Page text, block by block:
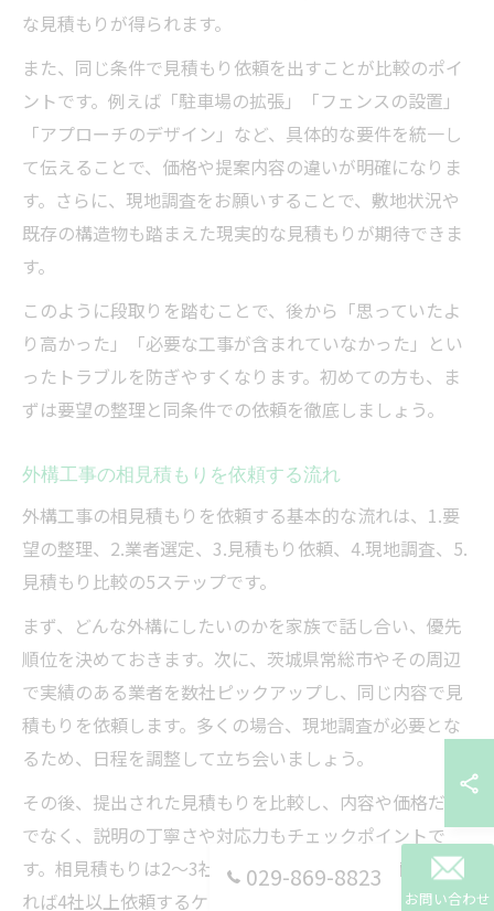
な見積もりが得られます。
また、同じ条件で見積もり依頼を出すことが比較のポイ
ントです。例えば「駐車場の拡張」「フェンスの設置」
「アプローチのデザイン」など、具体的な要件を統一し
て伝えることで、価格や提案内容の違いが明確になりま
す。さらに、現地調査をお願いすることで、敷地状況や
既存の構造物も踏まえた現実的な見積もりが期待できま
す。
このように段取りを踏むことで、後から「思っていたよ
り高かった」「必要な工事が含まれていなかった」とい
ったトラブルを防ぎやすくなります。初めての方も、ま
ずは要望の整理と同条件での依頼を徹底しましょう。
外構工事の相見積もりを依頼する流れ
外構工事の相見積もりを依頼する基本的な流れは、1.要
望の整理、2.業者選定、3.見積もり依頼、4.現地調査、5.
見積もり比較の5ステップです。
まず、どんな外構にしたいのかを家族で話し合い、優先
順位を決めておきます。次に、茨城県常総市やその周辺
で実績のある業者を数社ピックアップし、同じ内容で見
積もりを依頼します。多くの場合、現地調査が必要とな
るため、日程を調整して立ち会いましょう。
その後、提出された見積もりを比較し、内容や価格だけ
でなく、説明の丁寧さや対応力もチェックポイントで
す。相見積もりは2〜3社程度が一般的ですが、不安があ
れば4社以上依頼するケースもあります。納得できるまで
029-869-8823
お問い合わせ